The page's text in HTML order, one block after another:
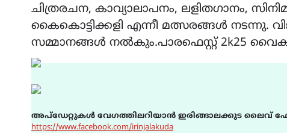
ചിത്രരചന, കാവ്യാലാപനം, ലളിതഗാനം,
കൈകൊട്ടിക്കളി എന്നീ മത്സരങ്ങൾ നടന്നു.
സമ്മാനങ്ങൾ നൽകും.പാരഫെസ്റ്റ് 2k25
അപ്ഡേറ്റുകൾ വേഗത്തിലറിയാൻ ഇരിങ്ങാലക്കുട ലൈവ്
https://www.facebook.com/irinjalakuda